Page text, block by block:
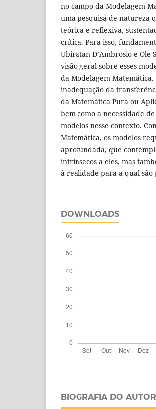
no campo da Modelagem
uma pesquisa de natureza
teórica e reflexiva,
crítica. Para isso,
Ubiratan D’Ambrosio e Ole
visão geral sobre esses
da Modelagem Matemática.
inadequação da
da Matemática Pura ou
bem como a necessidade
modelos nesse contexto.
Matemática, os modelos
aprofundada, que
intrínsecos a eles, mas
à realidade para a qual são
DOWNLOADS
BIOGRAFIA DO AUTOR